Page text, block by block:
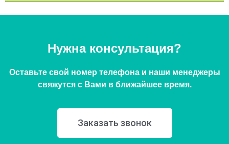
Нужна консультация?
Оставьте свой номер телефона и наши менеджеры
свяжутся с Вами в ближайшее время.
Заказать звонок